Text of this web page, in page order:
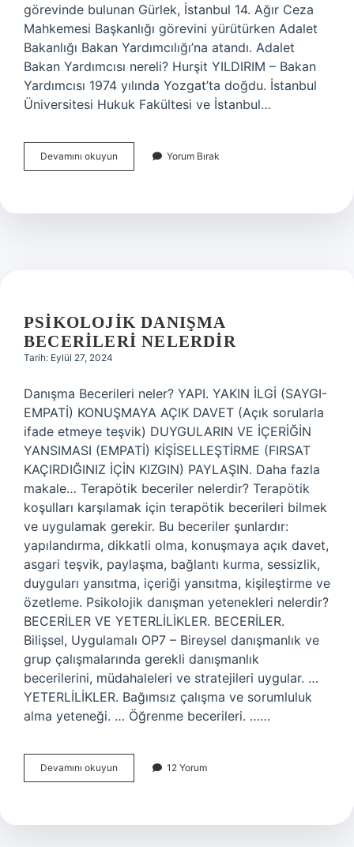
görevinde bulunan Gürlek, İstanbul 14. Ağır Ceza
Mahkemesi Başkanlığı görevini yürütürken Adalet
Bakanlığı Bakan Yardımcılığı’na atandı. Adalet
Bakan Yardımcısı nereli? Hurşit YILDIRIM – Bakan
Yardımcısı 1974 yılında Yozgat’ta doğdu. İstanbul
Üniversitesi Hukuk Fakültesi ve İstanbul…
Devamını okuyun
Bakan
Oldu
Yorum Bırak
PSIKOLOJIK DANIŞMA
BECERILERI NELERDIR
Tarih: Eylül 27, 2024
Danışma Becerileri neler? YAPI. YAKIN İLGİ (SAYGI-
EMPATİ) KONUŞMAYA AÇIK DAVET (Açık sorularla
ifade etmeye teşvik) DUYGULARIN VE İÇERİĞİN
YANSIMASI (EMPATİ) KİŞİSELLEŞTİRME (FIRSAT
KAÇIRDIĞINIZ İÇİN KIZGIN) PAYLAŞIN. Daha fazla
makale… Terapötik beceriler nelerdir? Terapötik
koşulları karşılamak için terapötik becerileri bilmek
ve uygulamak gerekir. Bu beceriler şunlardır:
yapılandırma, dikkatli olma, konuşmaya açık davet,
asgari teşvik, paylaşma, bağlantı kurma, sessizlik,
duyguları yansıtma, içeriği yansıtma, kişileştirme ve
özetleme. Psikolojik danışman yetenekleri nelerdir?
BECERİLER VE YETERLİLİKLER. BECERİLER.
Bilişsel, Uygulamalı OP7 – Bireysel danışmanlık ve
grup çalışmalarında gerekli danışmanlık
becerilerini, müdahaleleri ve stratejileri uygular. …
YETERLİLİKLER. Bağımsız çalışma ve sorumluluk
alma yeteneği. … Öğrenme becerileri. ……
Devamını okuyun Psikolojik
Danışma
12 Yorum